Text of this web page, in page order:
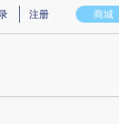
商城
注册